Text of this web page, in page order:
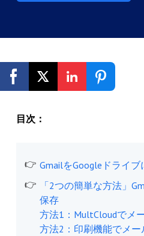
目次：
GmailをGoogleドライ
「2つの簡単な方法」
保存
方法1：MultCloudでメ
方法2：印刷機能でメ